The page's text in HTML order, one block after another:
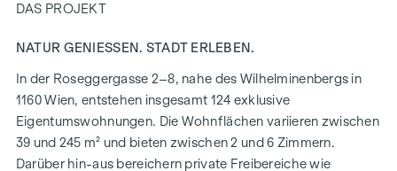
DAS PROJEKT
NATUR GENIESSEN. STADT ERLEBEN.
In der Roseggergasse 2–8, nahe des Wilhelminenbergs in
1160 Wien, entstehen insgesamt 124 exklusive
Eigentumswohnungen. Die Wohnflächen variieren zwischen
39 und 245 m² und bieten zwischen 2 und 6 Zimmern.
Darüber hin-aus bereichern private Freibereiche wie